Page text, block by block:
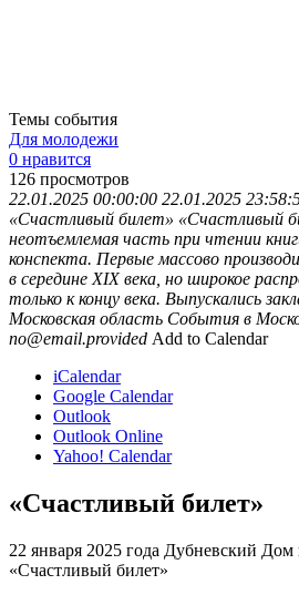
Темы события
Для молодежи
0 нравится
126 просмотров
22.01.2025 00:00:00 22.01.2025
«Счастливый билет» «Счастливый
неотъемлемая часть при чтении
конспекта. Первые массово
в середине XIX века, но широкое
только к концу века. Выпускались
Московская область События в
no@email.provided Add to Calendar
iCalendar
Google Calendar
Outlook
Outlook Online
Yahoo! Calendar
«Счастливый билет»
22 января 2025 года Дубневский Дом
«Счастливый билет»